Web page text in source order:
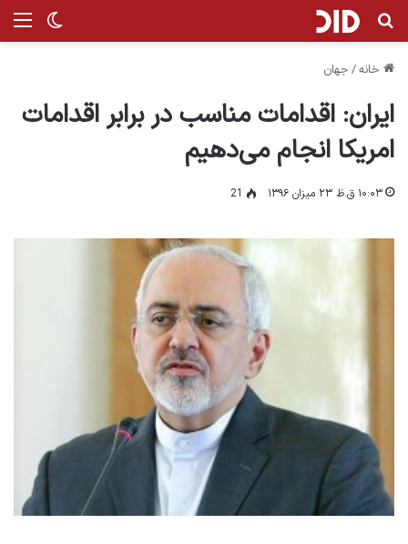
تغییر جستجو برای
خانه/ جهان
ایران: اقدامات مناسب در برابر اقدامات
امریکا انجام می‌دهیم
۱۰:۰۳ ق.ظ ۲۳ میزان ۱۳۹۶ 21